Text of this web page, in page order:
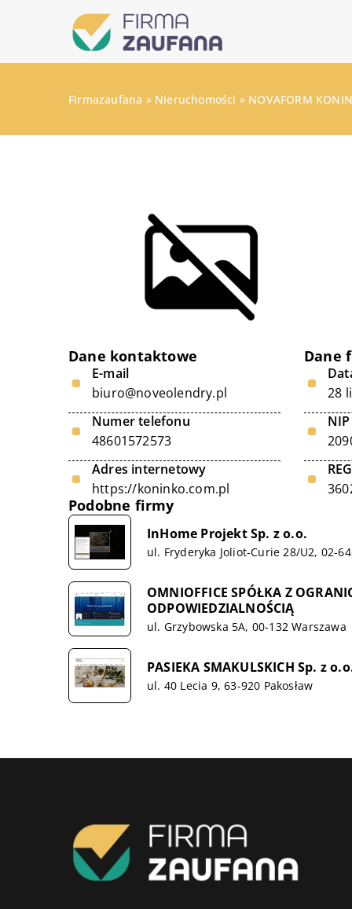
Firmazaufana » Nieruchomości » NOVAFORM
Dane kontaktowe
E-mail
biuro@noveolendry.pl
Numer telefonu
48601572573
Adres internetowy
https://koninko.com.pl
Dane
28
NIP
Podobne firmy
InHome Projekt Sp. z o.o.
ul. Fryderyka Joliot-Curie 28/U2, 02-
OMNIOFFICE SPÓŁKA Z
ODPOWIEDZIALNOŚCIĄ
ul. Grzybowska 5A, 00-132 Warszawa
PASIEKA SMAKULSKICH Sp. z
ul. 40 Lecia 9, 63-920 Pakosław